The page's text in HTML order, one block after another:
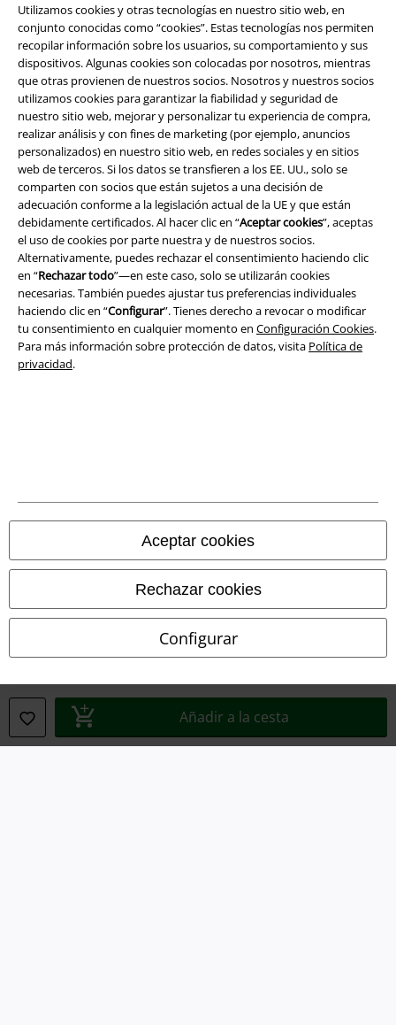
Utilizamos cookies y otras tecnologías en nuestro sitio web, en
conjunto conocidas como “cookies”. Estas tecnologías nos permiten
recopilar información sobre los usuarios, su comportamiento y sus
dispositivos. Algunas cookies son colocadas por nosotros, mientras
que otras provienen de nuestros socios. Nosotros y nuestros socios
utilizamos cookies para garantizar la fiabilidad y seguridad de
nuestro sitio web, mejorar y personalizar tu experiencia de compra,
realizar análisis y con fines de marketing (por ejemplo, anuncios
personalizados) en nuestro sitio web, en redes sociales y en sitios
web de terceros. Si los datos se transfieren a los EE. UU., solo se
comparten con socios que están sujetos a una decisión de
adecuación conforme a la legislación actual de la UE y que están
debidamente certificados. Al hacer clic en “Aceptar cookies”, aceptas
el uso de cookies por parte nuestra y de nuestros socios.
Alternativamente, puedes rechazar el consentimiento haciendo clic
en “Rechazar todo”—en este caso, solo se utilizarán cookies
necesarias. También puedes ajustar tus preferencias individuales
haciendo clic en “Configurar”. Tienes derecho a revocar o modificar
tu consentimiento en cualquier momento en Configuración Cookies.
Para más información sobre protección de datos, visita Política de
privacidad.
Aceptar cookies
Rechazar cookies
Configurar
Añadir a la cesta
sus nuevas funciones y ventajas!
A Warner Music Group Company
Seguridad
Términos y Condiciones
Ley protección de datos
Eliminación de residuos y protección del medioambiente
Declaración de Conformidad
Información sobre accesibilidad